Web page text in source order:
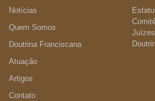
Notícias
Quem Somos
Doutrina Franciscana
Atuação
Artigos
Contato